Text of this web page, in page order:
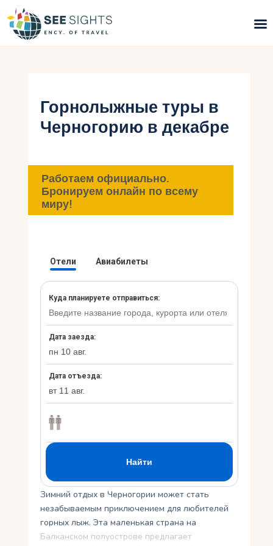
Горящие туры
Типы Туров
Инфо
Блог
Укр
Горнолыжные туры в
Черногорию в декабре
Работаем официально.
Бронируем онлайн по всему
миру!
Зимний отдых в Черногории может стать
незабываемым приключением для любителей
горных лыж. Эта маленькая страна на
Балканском полуострове предлагает